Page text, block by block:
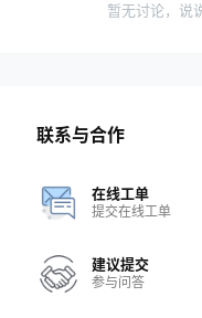
暂无讨论，说
联系与合作
在线工单
提交在线工单
建议提交
参与问答